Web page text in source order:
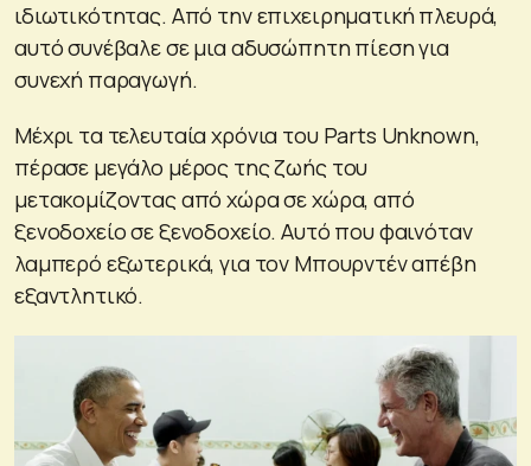
ιδιωτικότητας. Από την επιχειρηματική πλευρά,
αυτό συνέβαλε σε μια αδυσώπητη πίεση για
συνεχή παραγωγή.
Μέχρι τα τελευταία χρόνια του Parts Unknown,
πέρασε μεγάλο μέρος της ζωής του
μετακομίζοντας από χώρα σε χώρα, από
ξενοδοχείο σε ξενοδοχείο. Αυτό που φαινόταν
λαμπερό εξωτερικά, για τον Μπουρντέν απέβη
εξαντλητικό.